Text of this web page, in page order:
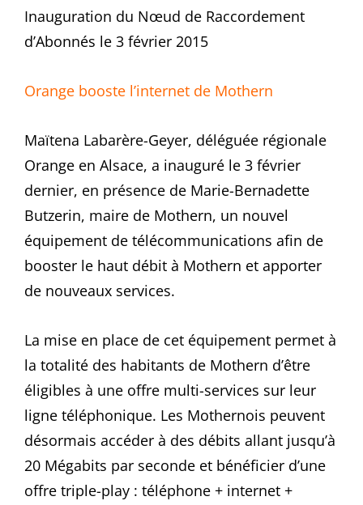
Inauguration du Nœud de Raccordement
d’Abonnés le 3 février 2015
Orange booste l’internet de Mothern
Maïtena Labarère-Geyer, déléguée régionale
Orange en Alsace, a inauguré le 3 février
dernier, en présence de Marie-Bernadette
Butzerin, maire de Mothern, un nouvel
équipement de télécommunications afin de
booster le haut débit à Mothern et apporter
de nouveaux services.
La mise en place de cet équipement permet à
la totalité des habitants de Mothern d’être
éligibles à une offre multi-services sur leur
ligne téléphonique. Les Mothernois peuvent
désormais accéder à des débits allant jusqu’à
20 Mégabits par seconde et bénéficier d’une
offre triple-play : téléphone + internet +